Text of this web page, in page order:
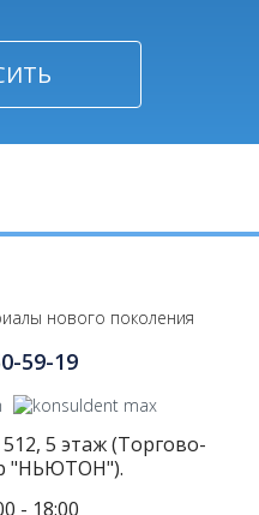
нового поколения
59-19
5 этаж (Торгово-
"НЬЮТОН").
- 18:00